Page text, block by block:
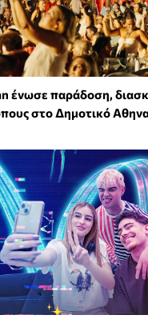
ένωσε παράδοση,
στο Δημοτικό